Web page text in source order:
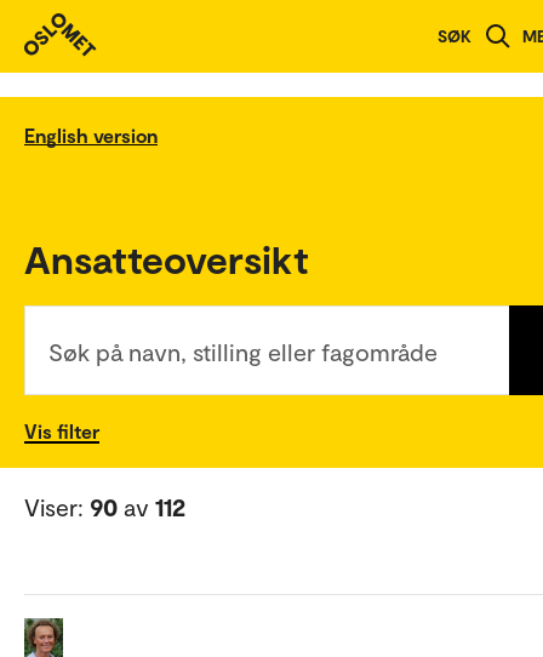
SØK
English version
Ansatteoversikt
Søk på navn, stilling eller fagområde
Vis filter
Viser: 90 av 112